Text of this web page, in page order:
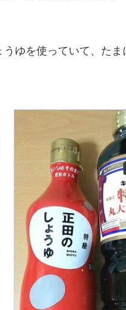
ゆを使っていて、たま